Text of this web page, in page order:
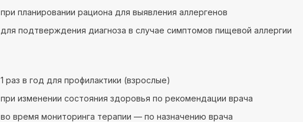
при планировании рациона для выявления аллергенов
для подтверждения диагноза в случае симптомов пищевой аллергии
1 раз в год для профилактики (взрослые)
при изменении состояния здоровья по рекомендации врача
во время мониторинга терапии — по назначению врача